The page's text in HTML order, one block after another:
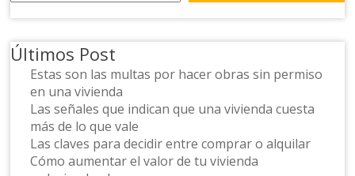
Últimos Post
Estas son las multas por hacer obras sin permiso
en una vivienda
Las señales que indican que una vivienda cuesta
más de lo que vale
Las claves para decidir entre comprar o alquilar
Cómo aumentar el valor de tu vivienda